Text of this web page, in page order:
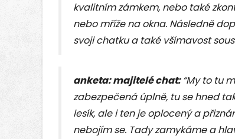
kvalitním zámkem, nebo také
nebo mříže na okna. Následně
svoji chatku a také všímavost
anketa: majitelé chat:“My to tu
zabezpečená úplně, tu se hned
lesík, ale i ten je oplocený a
nebojím se. Tady zamykáme a